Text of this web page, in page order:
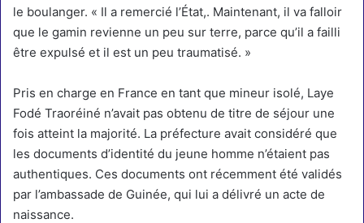
le boulanger. « Il a remercié l’État,. Maintenant, il va falloir
que le gamin revienne un peu sur terre, parce qu’il a failli
être expulsé et il est un peu traumatisé. »
Pris en charge en France en tant que mineur isolé, Laye
Fodé Traoréiné n’avait pas obtenu de titre de séjour une
fois atteint la majorité. La préfecture avait considéré que
les documents d’identité du jeune homme n’étaient pas
authentiques. Ces documents ont récemment été validés
par l’ambassade de Guinée, qui lui a délivré un acte de
naissance.